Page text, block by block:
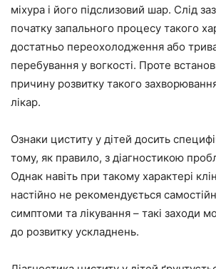
міхура і його підслизовий шар. Слід
початку запального процесу такого
достатньо переохолодження або
перебування у вогкості. Проте
причину розвитку такого
лікар.
Ознаки циститу у дітей досить
тому, як правило, з діагностикою
Однак навіть при такому характері
настійно не рекомендується
симптоми та лікування – такі заходи
до розвитку ускладнень.